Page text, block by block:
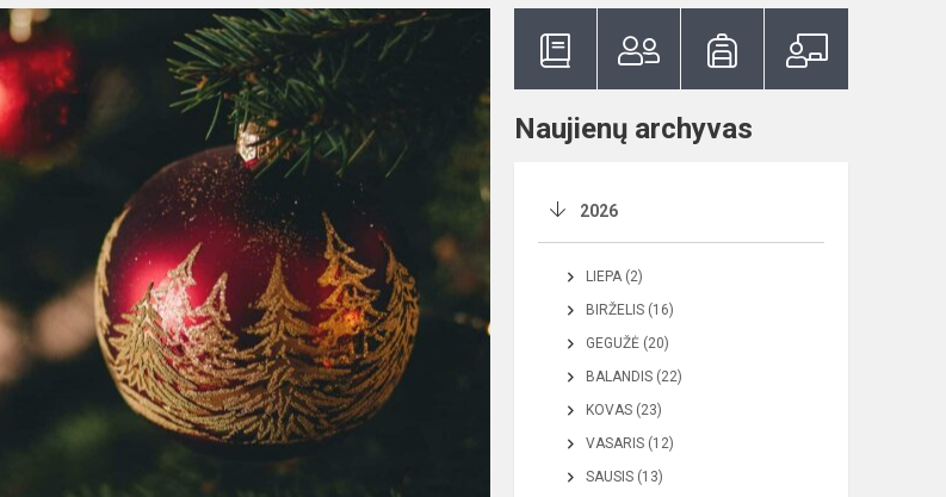
Naujienų archyvas
2026
LIEPA (2)
BIRŽELIS (16)
GEGUŽĖ (20)
BALANDIS (22)
KOVAS (23)
VASARIS (12)
SAUSIS (13)